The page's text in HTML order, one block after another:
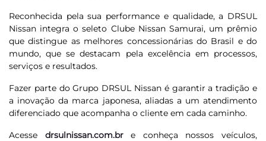
Reconhecida pela sua performance e qualidade, a DRSUL
Nissan integra o seleto Clube Nissan Samurai, um prêmio
que distingue as melhores concessionárias do Brasil e do
mundo, que se destacam pela excelência em processos,
serviços e resultados.
Fazer parte do Grupo DRSUL Nissan é garantir a tradição e
a inovação da marca japonesa, aliadas a um atendimento
diferenciado que acompanha o cliente em cada caminho.
Acesse drsulnissan.com.bre conheça nossos veículos,